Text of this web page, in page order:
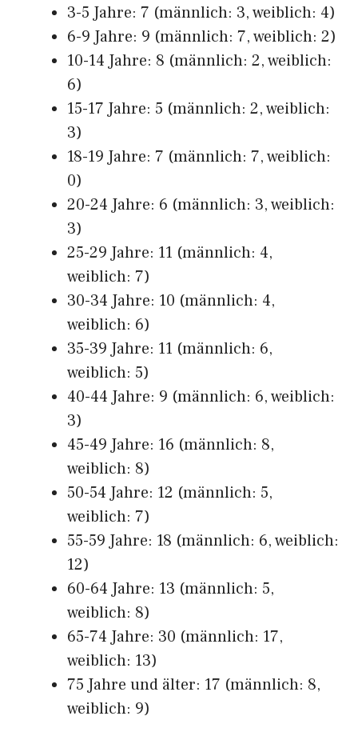
3-5 Jahre: 7 (männlich: 3, weiblich: 4)
6-9 Jahre: 9 (männlich: 7, weiblich: 2)
10-14 Jahre: 8 (männlich: 2, weiblich:
6)
15-17 Jahre: 5 (männlich: 2, weiblich:
3)
18-19 Jahre: 7 (männlich: 7, weiblich:
0)
20-24 Jahre: 6 (männlich: 3, weiblich:
3)
25-29 Jahre: 11 (männlich: 4,
weiblich: 7)
30-34 Jahre: 10 (männlich: 4,
weiblich: 6)
35-39 Jahre: 11 (männlich: 6,
weiblich: 5)
40-44 Jahre: 9 (männlich: 6, weiblich:
3)
45-49 Jahre: 16 (männlich: 8,
weiblich: 8)
50-54 Jahre: 12 (männlich: 5,
weiblich: 7)
55-59 Jahre: 18 (männlich: 6, weiblich:
12)
60-64 Jahre: 13 (männlich: 5,
weiblich: 8)
65-74 Jahre: 30 (männlich: 17,
weiblich: 13)
75 Jahre und älter: 17 (männlich: 8,
weiblich: 9)